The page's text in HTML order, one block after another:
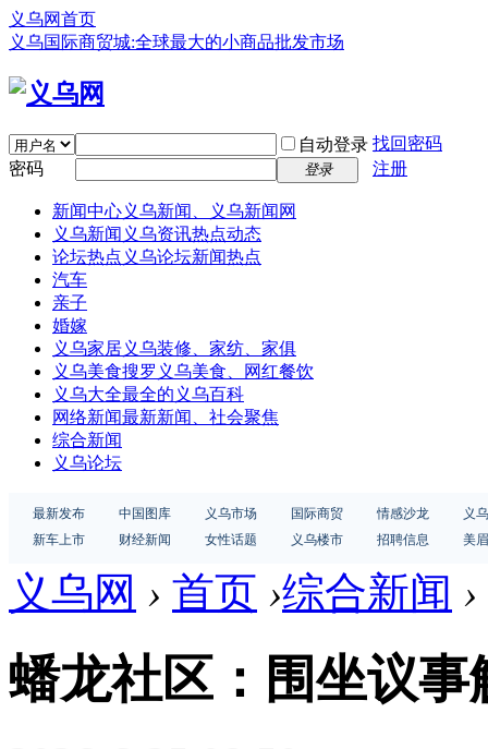
义乌网首页
义乌国际商贸城:全球最大的小商品批发市场
自动登录 找回密码
密码
登录 注册
新闻中心义乌新闻、义乌新闻网
义乌新闻 义乌资讯热点动态
论坛热点 义乌论坛新闻热点
汽车
亲子
婚嫁
义乌家居义乌装修、家纺、家俱
义乌美食搜罗义乌美食、网红餐饮
义乌大全最全的义乌百科
网络新闻最新新闻、社会聚焦
综合新闻
义乌论坛
最新发布 中国图库 义乌市场 国际商贸 情感沙龙
义
新车上市
财经新闻 女性话题 义乌楼市 招聘信息 美
义乌网 › 首页 ›综合新闻 ›
蟠龙社区：围坐议事